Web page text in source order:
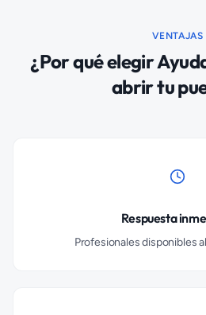
VENTAJAS
¿Por qué elegir
abrir tu
Respuesta
Profesionales disponibles